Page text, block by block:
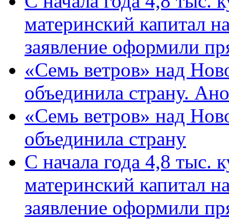
материнский капитал
заявление оформили
«Семь ветров» над
объединила страну.
«Семь ветров» над
объединила страну
С начала года 4,8 тыс.
материнский капитал
заявление оформили